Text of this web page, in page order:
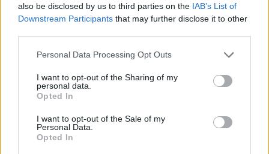
also be disclosed by us to third parties on the IAB’s List of
Downstream Participants that may further disclose it to other
Please note that this website/app uses one or more Google
not limited to your visit or usage behaviour. You may click to
grant or deny consent to Google and its third-party tags to
use your data for below specified purposes in below Google
consent section.
Personal Data Processing Opt Outs
I want to opt-out of the Sharing of my
personal data.
Opted In
I want to opt-out of the Sale of my
Personal Data.
Opted In
Facebookon is!
Követem
HÍRADÓ #ARCHÍV #BESZLÁN TÚSZEJTÉS
TRAGÉDIA